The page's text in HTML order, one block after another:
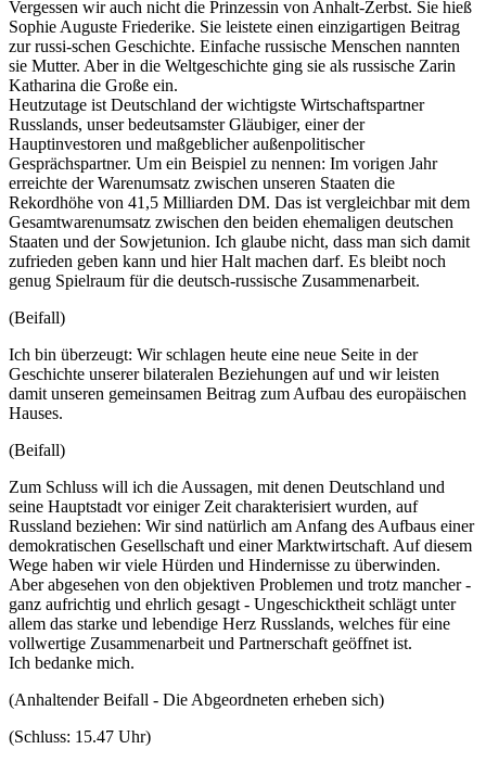
Vergessen wir auch nicht die Prinzessin von Anhalt-Zerbst. Sie hieß
Sophie Auguste Friederike. Sie leistete einen einzigartigen Beitrag
zur russi-schen Geschichte. Einfache russische Menschen nannten
sie Mutter. Aber in die Weltgeschichte ging sie als russische Zarin
Katharina die Große ein.
Heutzutage ist Deutschland der wichtigste Wirtschaftspartner
Russlands, unser bedeutsamster Gläubiger, einer der
Hauptinvestoren und maßgeblicher außenpolitischer
Gesprächspartner. Um ein Beispiel zu nennen: Im vorigen Jahr
erreichte der Warenumsatz zwischen unseren Staaten die
Rekordhöhe von 41,5 Milliarden DM. Das ist vergleichbar mit dem
Gesamtwarenumsatz zwischen den beiden ehemaligen deutschen
Staaten und der Sowjetunion. Ich glaube nicht, dass man sich damit
zufrieden geben kann und hier Halt machen darf. Es bleibt noch
genug Spielraum für die deutsch-russische Zusammenarbeit.
(Beifall)
Ich bin überzeugt: Wir schlagen heute eine neue Seite in der
Geschichte unserer bilateralen Beziehungen auf und wir leisten
damit unseren gemeinsamen Beitrag zum Aufbau des europäischen
Hauses.
(Beifall)
Zum Schluss will ich die Aussagen, mit denen Deutschland und
seine Hauptstadt vor einiger Zeit charakterisiert wurden, auf
Russland beziehen: Wir sind natürlich am Anfang des Aufbaus einer
demokratischen Gesellschaft und einer Marktwirtschaft. Auf diesem
Wege haben wir viele Hürden und Hindernisse zu überwinden.
Aber abgesehen von den objektiven Problemen und trotz mancher -
ganz aufrichtig und ehrlich gesagt - Ungeschicktheit schlägt unter
allem das starke und lebendige Herz Russlands, welches für eine
vollwertige Zusammenarbeit und Partnerschaft geöffnet ist.
Ich bedanke mich.
(Anhaltender Beifall - Die Abgeordneten erheben sich)
(Schluss: 15.47 Uhr)